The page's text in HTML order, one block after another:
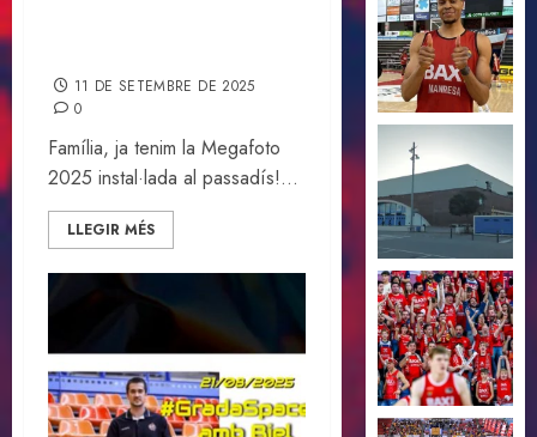
11 DE SETEMBRE DE 2025
0
Família, ja tenim la Megafoto
2025 instal·lada al passadís!...
LLEGIR MÉS